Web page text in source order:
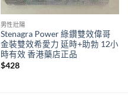
男性壯陽
Stenagra Power 綠鑽雙效偉哥
金裝雙效希愛力 延時+助勃 12小
時有效 香港藥店正品
$428